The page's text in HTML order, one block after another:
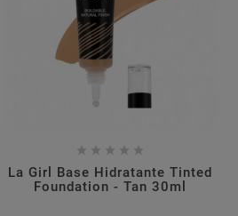
    
La Girl Base Hidratante Tinted
Foundation - Tan 30ml